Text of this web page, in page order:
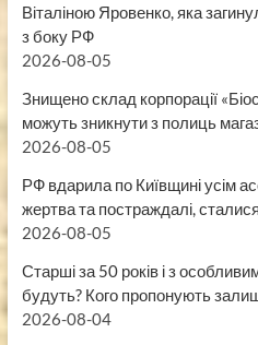
Віталіною Яровенко, яка
з боку РФ
2026-08-05
Знищено склад корпорації
можуть зникнути з полиць
2026-08-05
РФ вдарила по Київщині усім
жертва та постраждалі,
2026-08-05
Старші за 50 років і з
будуть? Кого пропонують
2026-08-04